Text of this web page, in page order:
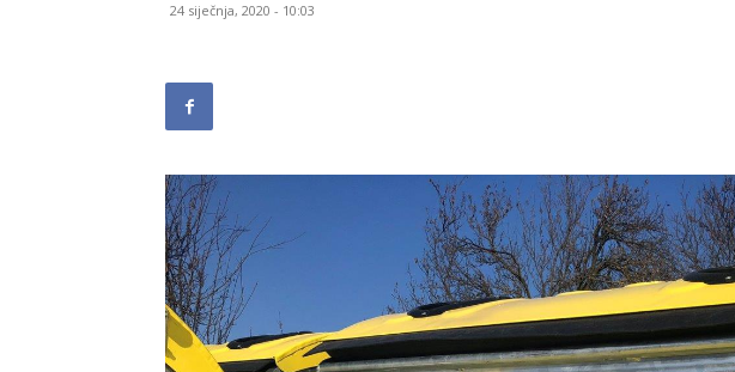
24 siječnja, 2020 - 10:03